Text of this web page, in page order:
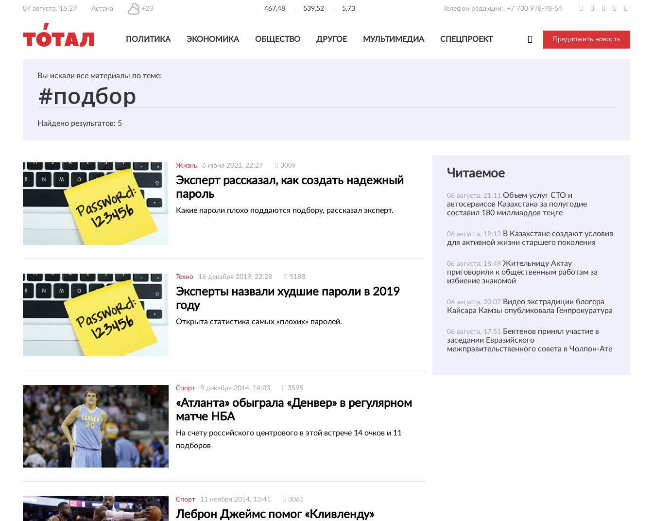
07 августа, 16:27 Астана +23 467,48 539,52 5,73 Телефон редакции: +7 700 978-78-54
ПОЛИТИКА ЭКОНОМИКА ОБЩЕСТВО ДРУГОЕ МУЛЬТИМЕДИА СПЕЦПРОЕКТ Предложить новость
Вы искали все материалы по теме:
Найдено результатов: 5
Жизнь 6 июня 2021, 22:27 3009
Эксперт рассказал, как создать надежный
пароль
Какие пароли плохо поддаются подбору, рассказал эксперт.
Техно 16 декабря 2019, 22:28 5188
Эксперты назвали худшие пароли в 2019
году
Открыта статистика самых «плохих» паролей.
Спорт 8 декабря 2014, 14:03 3595
«Атланта» обыграла «Денвер» в регулярном
матче НБА
На счету российского центрового в этой встрече 14 очков и 11
подборов
Спорт 11 ноября 2014, 13:41 3061
Леброн Джеймс помог «Кливленду»
Читаемое
06 августа, 21:11 Объем услуг СТО и
автосервисов Казахстана за полугодие
составил 180 миллиардов теңге
06 августа, 19:13 В Казахстане создают условия
для активной жизни старшего поколения
06 августа, 18:49 Жительницу Актау
приговорили к общественным работам за
избиение знакомой
06 августа, 20:07 Видео экстрадиции блогера
Кайсара Камзы опубликовала Генпрокуратура
06 августа, 17:51 Бектенов принял участие в
заседании Евразийского
межправительственного совета в Чолпон-Ате